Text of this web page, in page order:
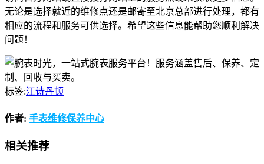
无论是选择就近的维修点还是邮寄至北京总部进行处理，都有
相应的流程和服务可供选择。希望这些信息能帮助您顺利解决
问题！
标签:江诗丹顿
作者: 手表维修保养中心
相关推荐